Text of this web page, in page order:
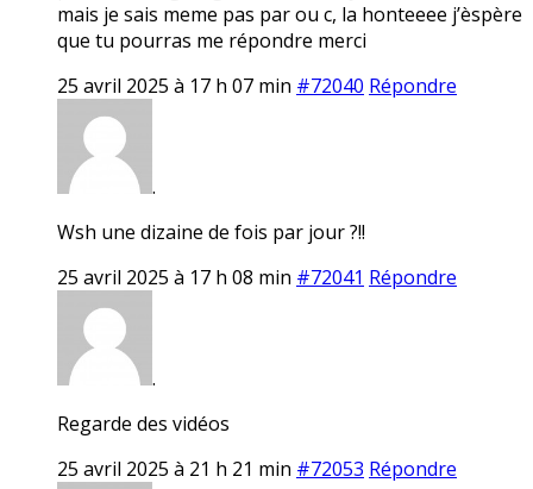
mais je sais meme pas par ou c, la honteeee j’èspère
que tu pourras me répondre merci
25 avril 2025 à 17 h 07 min #72040 Répondre
.
Wsh une dizaine de fois par jour ?!!
25 avril 2025 à 17 h 08 min #72041 Répondre
.
Regarde des vidéos
25 avril 2025 à 21 h 21 min #72053 Répondre